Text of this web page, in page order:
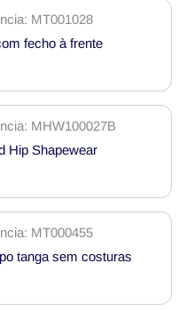
MT001028
fecho à frente
MHW100027B
Hip Shapewear
MT000455
tanga sem costuras